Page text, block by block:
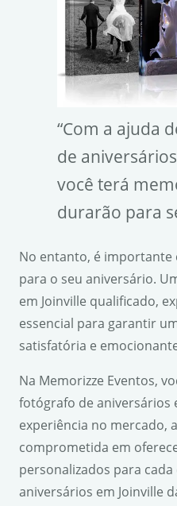
“Com a ajuda
de
você terá
durarão para
No entanto, é
para o seu aniversário.
em Joinville qualificado,
essencial para garantir
satisfatória e
Na Memorizze Eventos,
fotógrafo de aniversários
experiência no mercado,
comprometida em
personalizados para
aniversários em Joinville